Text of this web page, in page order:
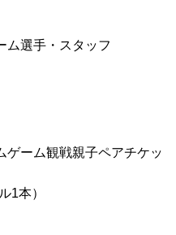
ム選手・スタッフ
ーム観戦親子ペアチケッ
1本）